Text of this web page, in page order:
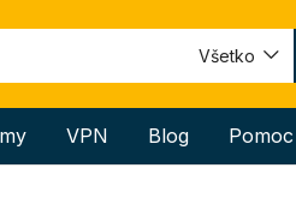
Všetko
VPN Blog Pomoc